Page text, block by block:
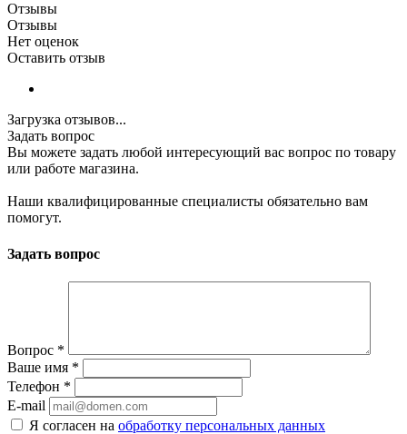
Отзывы
Отзывы
Нет оценок
Оставить отзыв
Загрузка отзывов...
Задать вопрос
Вы можете задать любой интересующий вас вопрос по товару
или работе магазина.
Наши квалифицированные специалисты обязательно вам
помогут.
Задать вопрос
Вопрос *
Ваше имя *
Телефон *
E-mail
Я согласен на обработку персональных данных